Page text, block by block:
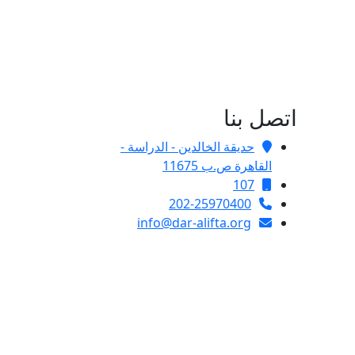
اتصل بنا
حديقة الخالدين - الدراسة -
القاهرة ص.ب 11675
107
202-25970400
info@dar-alifta.org